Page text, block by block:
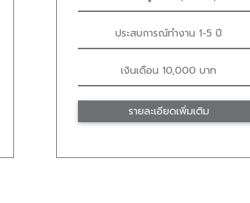
ประสบการณ์ทำงาน 1-5 ปี
เงินเดือน 10,000 บาท
รายละเอียดเพิ่มเติม